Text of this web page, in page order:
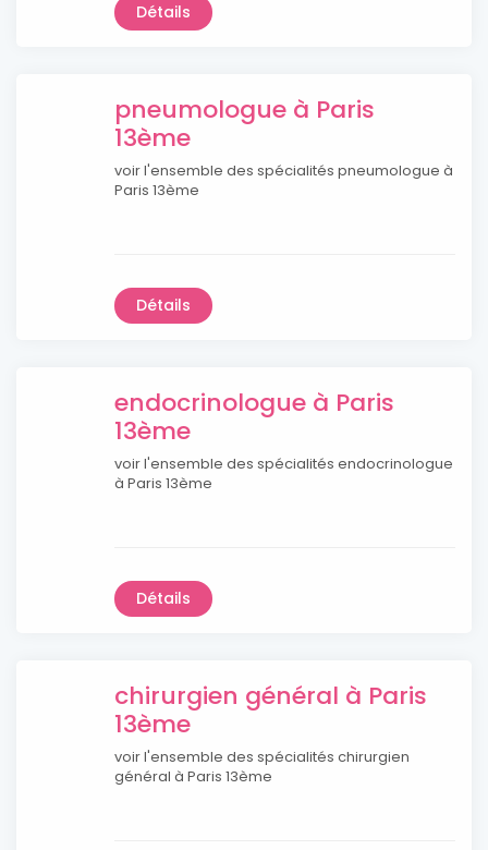
Détails
pneumologue à Paris
13ème
voir l'ensemble des spécialités pneumologue à
Paris 13ème
Détails
endocrinologue à Paris
13ème
voir l'ensemble des spécialités endocrinologue
à Paris 13ème
Détails
chirurgien général à Paris
13ème
voir l'ensemble des spécialités chirurgien
général à Paris 13ème